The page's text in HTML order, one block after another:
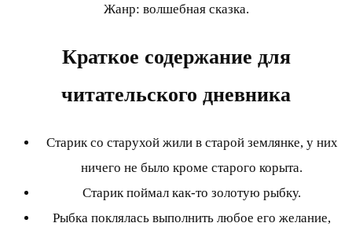
Жанр: волшебная сказка.
Краткое содержание для
читательского дневника
Старик со старухой жили в старой землянке, у них
ничего не было кроме старого корыта.
Старик поймал как-то золотую рыбку.
Рыбка поклялась выполнить любое его желание,